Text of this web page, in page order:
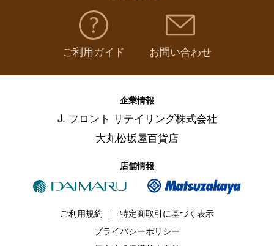
ご利用ガイド お問い合わせ
企業情報
J. フロント リテイリング株式会社
大丸松坂屋百貨店
店舗情報
ご利用規約
特定商取引に基づく表示
プライバシーポリシー